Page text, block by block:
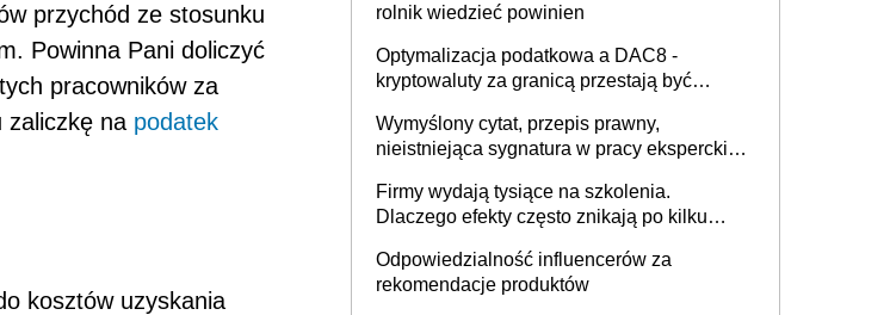
przychód ze stosunku
Powinna Pani doliczyć
pracowników za
zaliczkę na podatek
kosztów uzyskania
rolnik wiedzieć powinien
Optymalizacja podatkowa a DAC8 -
kryptowaluty za granicą przestają być
Wymyślony cytat, przepis prawny,
nieistniejąca sygnatura w pracy eksperckiej -
firmie
Firmy wydają tysiące na szkolenia.
Dlaczego efekty często znikają po kilku
Odpowiedzialność influencerów za
rekomendacje produktów